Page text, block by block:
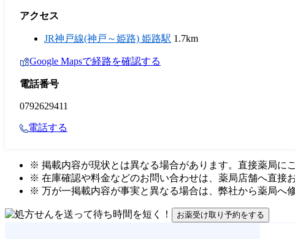
アクセス
JR神戸線(神戸～姫路) 姫路駅 1.7km
Google Mapsで経路を確認する
電話番号
0792629411
電話する
※ 掲載内容が現状とは異なる場合があります。直接薬局に
※ 在庫確認や料金などのお問い合わせは、薬局店舗へ直接
※ 万が一掲載内容が事実と異なる場合は、弊社から薬局へ
お薬受け取り予約をする